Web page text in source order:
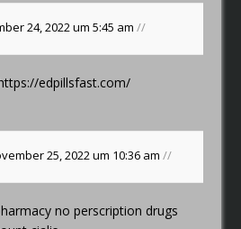
24, 2022 um 5:45 am//
edpillsfast.com/
25, 2022 um 10:36 am//
no perscription drugs